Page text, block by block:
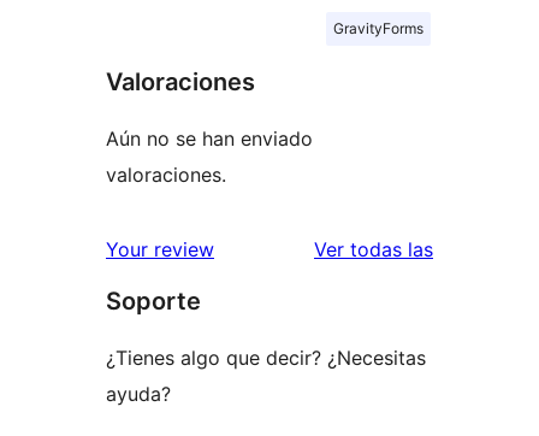
GravityForms
Valoraciones
Aún no se han enviado
valoraciones.
Your review Ver todas las
Soporte
¿Tienes algo que decir? ¿Necesitas
ayuda?